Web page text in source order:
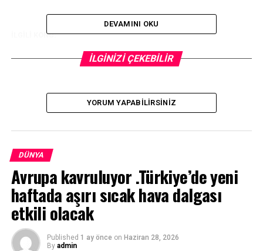
İLGİLİ KONU:
Arap koalisyonu: Husilere ait bomba yüklü İHA imha
DEVAMINI OKU
İLGİNİZİ ÇEKEBİLİR
YORUM YAPABILIRSINIZ
DÜNYA
Avrupa kavruluyor .Türkiye’de yeni
haftada aşırı sıcak hava dalgası
etkili olacak
Published 1 ay önce on Haziran 28, 2026
By admin